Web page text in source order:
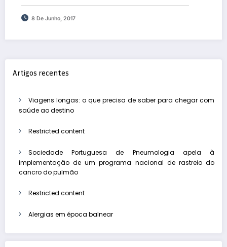
8 De Junho, 2017
Artigos recentes
Viagens longas: o que precisa de saber para chegar com
saúde ao destino
Restricted content
Sociedade Portuguesa de Pneumologia apela à
implementação de um programa nacional de rastreio do
cancro do pulmão
Restricted content
Alergias em época balnear